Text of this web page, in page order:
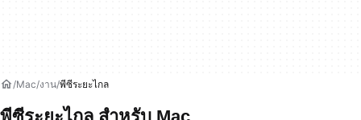
Mac งาน พีซีระยะไกล